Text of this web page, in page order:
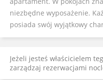
niezbędne wyposażenie.
posiada swój wyjątkowy
Jeżeli jesteś właścicielem
zarządzaj rezerwacjami